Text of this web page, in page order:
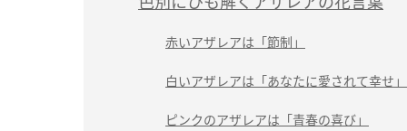
赤いアザレアは「節制」
白いアザレアは「あなたに愛されて幸せ」
ピンクのアザレアは「青春の喜び」